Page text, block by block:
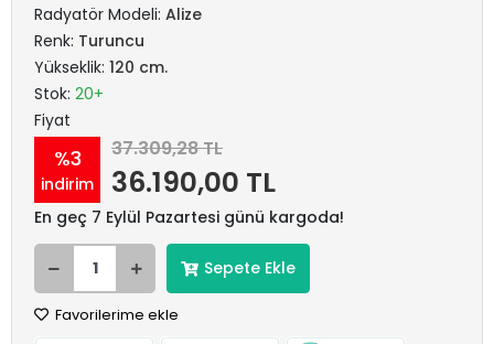
Radyatör Modeli: Alize
Renk: Turuncu
Yükseklik: 120 cm.
Stok: 20+
Fiyat
%3
indirim
37.309,28 TL
36.190,00 TL
En geç 7 Eylül Pazartesi günü kargoda!
Sepete Ekle
Favorilerime ekle